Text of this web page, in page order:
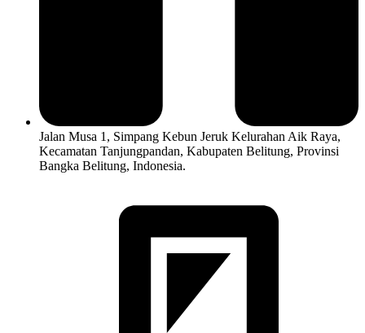
Jalan Musa 1, Simpang Kebun Jeruk Kelurahan Aik Raya,
Kecamatan Tanjungpandan, Kabupaten Belitung, Provinsi
Bangka Belitung, Indonesia.